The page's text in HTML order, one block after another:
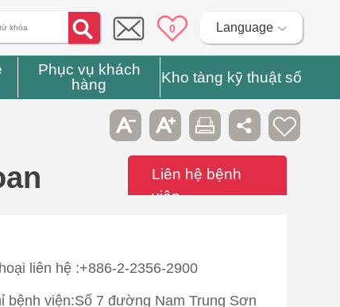
0 Language
Phục vụ khách
hàng
Kho tàng kỹ thuật số
Liên hệ bệnh
viện
liên hệ :+886-2-2356-2900
bệnh viện:Số 7 đường Nam Trung Sơn